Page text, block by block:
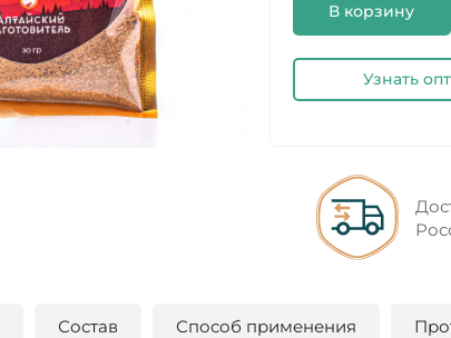
В корзину
Узнать
Состав Способ применения